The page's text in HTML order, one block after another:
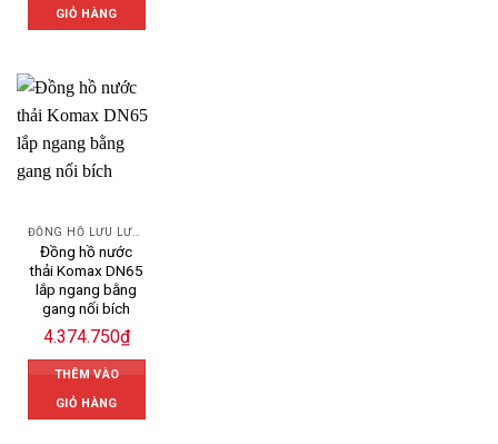
GIỎ HÀNG
ĐỒNG HỒ LƯU LƯỢNG NƯỚC KOMAX
Đồng hồ nước
thải Komax DN65
lắp ngang bằng
gang nối bích
4.374.750₫
THÊM VÀO
GIỎ HÀNG